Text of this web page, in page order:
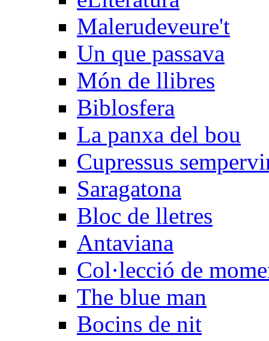
Malerudeveure't
Un que passava
Món de llibres
Biblosfera
La panxa del bou
Cupressus
Saragatona
Bloc de lletres
Antaviana
Col·lecció de
The blue man
Bocins de nit